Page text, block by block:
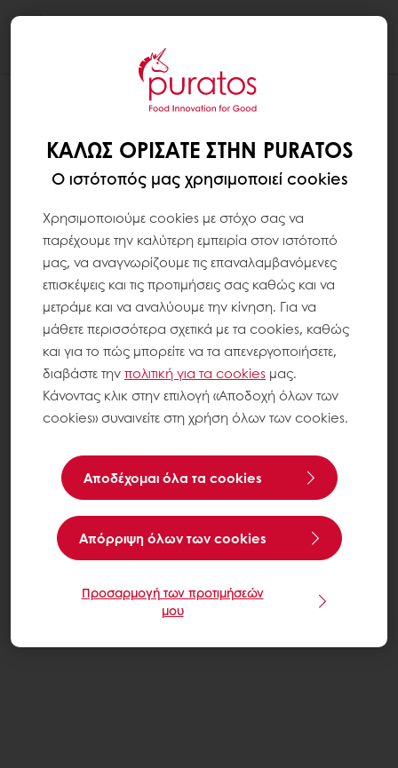
ΚΑΛΏΣ ΟΡΊΣΑΤΕ ΣΤΗΝ PURATOS
Ο ιστότοπός μας χρησιμοποιεί cookies
Χρησιμοποιούμε cookies με στόχο σας να
παρέχουμε την καλύτερη εμπειρία στον ιστότοπό
μας, να αναγνωρίζουμε τις επαναλαμβανόμενες
επισκέψεις και τις προτιμήσεις σας καθώς και να
μετράμε και να αναλύουμε την κίνηση. Για να
μάθετε περισσότερα σχετικά με τα cookies, καθώς
και για το πώς μπορείτε να τα απενεργοποιήσετε,
διαβάστε τηνπολιτική για τα cookies μας.
Κάνοντας κλικ στην επιλογή «Αποδοχή όλων των
cookies» συναινείτε στη χρήση όλων των cookies.
Αποδέχομαι όλα τα cookies
Aπόρριψη όλων των cookies
Προσαρμογή των προτιμήσεών
μου